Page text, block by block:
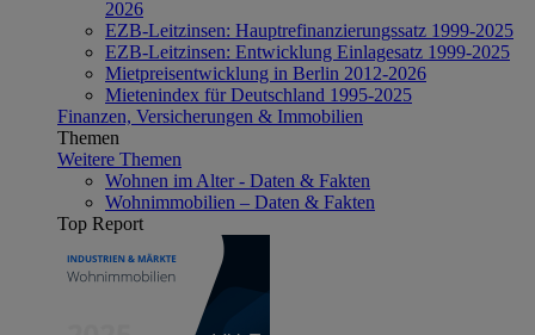
2026
EZB-Leitzinsen: Hauptrefinanzierungssatz 1999-2025
EZB-Leitzinsen: Entwicklung Einlagesatz 1999-2025
Mietpreisentwicklung in Berlin 2012-2026
Mietenindex für Deutschland 1995-2025
Finanzen, Versicherungen & Immobilien
Themen
Weitere Themen
Wohnen im Alter - Daten & Fakten
Wohnimmobilien – Daten & Fakten
Top Report